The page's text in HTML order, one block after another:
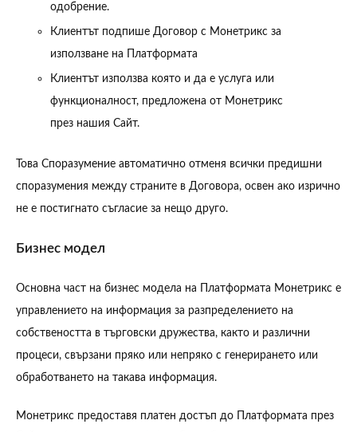
одобрение.
Клиентът подпише Договор с Монетрикс за
използване на Платформата
Клиентът използва която и да е услуга или
функционалност, предложена от Монетрикс
през нашия Сайт.
Това Споразумение автоматично отменя всички предишни
споразумения между страните в Договора, освен ако изрично
не е постигнато съгласие за нещо друго.
Бизнес модел
Основна част на бизнес модела на Платформата Монетрикс е
управлението на информация за разпределението на
собствеността в търговски дружества, както и различни
процеси, свързани пряко или непряко с генерирането или
обработването на такава информация.
Монетрикс предоставя платен достъп до Платформата през